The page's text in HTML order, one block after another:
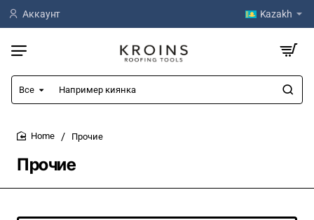
Аккаунт Kazakh
Все
Например
киянка
Прочие
Прочие